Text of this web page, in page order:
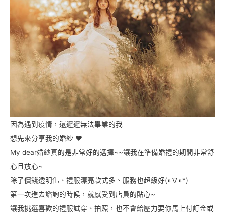
因為遇到疫情，還遲遲無法畢業的我
想先來分享我的婚紗 ❤
My dear婚紗真的是非常好的選擇~~讓我在準備婚禮的期間非常舒
心且放心~
除了價錢透明化、禮服漂亮款式多、服務也超級好(◐∇◐*)
第一次進去諮詢的時候，就感受到店員的貼心~
讓我挑選喜歡的禮服試穿、拍照，也不會給壓力要你馬上付訂金或